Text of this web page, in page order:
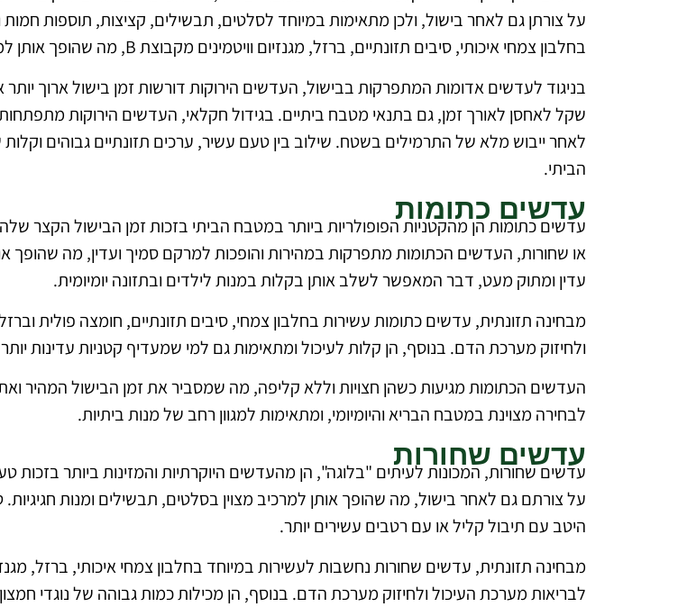
על צורתן גם לאחר בישול, ולכן מתאימות במיוחד לסלטים, תבשילים, קציצות, תוספות
בחלבון צמחי איכותי, סיבים תזונתיים, ברזל, מגנזיום וויטמינים מקבוצת B, מה שהופך אותן למרכיב מרכזי בתפריט מאוזן ותזונתי.
בניגוד לעדשים אדומות המתפרקות בבישול, העדשים הירוקות דורשות זמן בישול ארוך
שקל לאחסן לאורך זמן, גם בתנאי מטבח ביתיים. בגידול חקלאי, העדשים הירוקות
לאחר ייבוש מלא של התרמילים בשטח. שילוב בין טעם עשיר, ערכים תזונתיים גבוהים
הביתי.
עדשים כתומות
עדשים כתומות הן מהקטניות הפופולריות ביותר במטבח הביתי בזכות זמן הבישול הקצר
או שחורות, העדשים הכתומות מתפרקות במהירות והופכות למרקם סמיך ועדין, מה שהופך
עדין ומתוק מעט, דבר המאפשר לשלב אותן בקלות במנות לילדים ובתזונה יומיומית.
מבחינה תזונתית, עדשים כתומות עשירות בחלבון צמחי, סיבים תזונתיים, חומצה פולית
ולחיזוק מערכת הדם. בנוסף, הן קלות לעיכול ומתאימות גם למי שמעדיף קטניות עדינות
העדשים הכתומות מגיעות כשהן חצויות וללא קליפה, מה שמסביר את זמן הבישול המהיר
לבחירה מצוינת במטבח הבריא והיומיומי, ומתאימות למגוון רחב של מנות ביתיות.
עדשים שחורות
עדשים שחורות, המכונות לעיתים "בלוגה", הן מהעדשים היוקרתיות והמזינות ביותר
על צורתם גם לאחר בישול, מה שהופך אותן למרכיב מצוין בסלטים, תבשילים ומנות
היטב עם תיבול קליל או עם רטבים עשירים יותר.
מבחינה תזונתית, עדשים שחורות נחשבות לעשירות במיוחד בחלבון צמחי איכותי, ברזל,
לבריאות מערכת העיכול ולחיזוק מערכת הדם. בנוסף, הן מכילות כמות גבוהה של נוגדי